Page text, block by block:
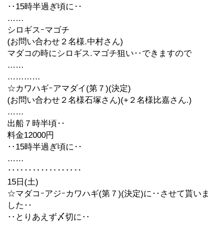
‥15時半過ぎ頃に‥
……
シロギスｰマゴチ
(お問い合わせ２名様.中村さん)
マダコの時にシロギス.マゴチ狙い‥できますので
……
…………
☆カワハギｰアマダイ(第７)(決定)
(お問い合わせ２名様石塚さん)(+２名様比嘉さん.)
……
出船７時半頃‥
料金12000円
‥15時半過ぎ頃に‥
……
‥‥‥‥‥‥‥‥‥
15日(土)
☆マダコｰアジｰカワハギ(第７)(決定)に‥させて貰いま
した‥
‥とりあえず〆切に‥